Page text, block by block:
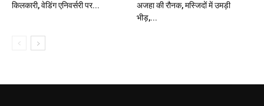
किलकारी, वेडिंग एनिवर्सरी पर...
अजहा की रौनक, मस्जिदों में उमड़ी
भीड़,...